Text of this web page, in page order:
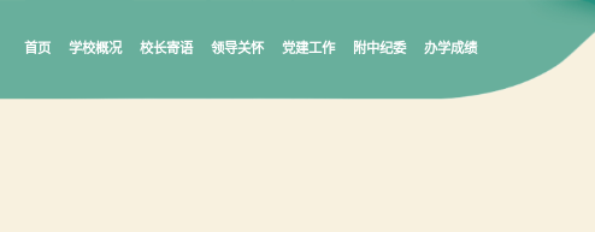
首页 学校概况 校长寄语 领导关怀 党建工作 附中纪委 办学成绩